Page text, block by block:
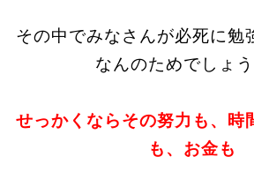
その中でみなさんが必死に勉
なんのためでしょう
せっかくならその努力も、時
も、お金も